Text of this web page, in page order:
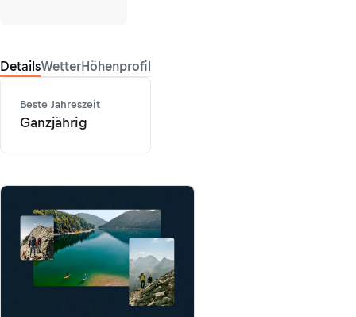
DetailsWetterHöhenprofil
Beste Jahreszeit
Ganzjährig